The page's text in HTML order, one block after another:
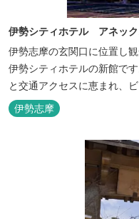
伊勢シティホテル アネッ
伊勢志摩の玄関口に位置し
伊勢シティホテルの新館で
と交通アクセスに恵まれ、
ご利用いただいております
「伊勢みやび」があります。
伊勢志摩